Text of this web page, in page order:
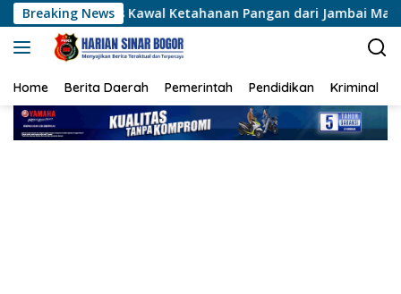
Langsung
ke
konten
Breaking News
Ketahanan Pangan dari Jambai Makmur
Home Berita Daerah Pemerintah Pendidikan Kriminal